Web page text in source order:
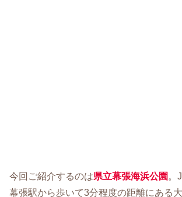
今回ご紹介するのは県立幕張海浜公園 。
幕張駅から歩いて3分程度の距離にある大